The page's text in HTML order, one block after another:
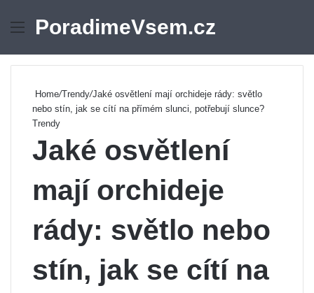
Menu
PoradimeVsem.cz
Home/Trendy/Jaké osvětlení mají orchideje rády: světlo
nebo stín, jak se cítí na přímém slunci, potřebují slunce?
Trendy
Jaké osvětlení
mají orchideje
rády: světlo nebo
stín, jak se cítí na